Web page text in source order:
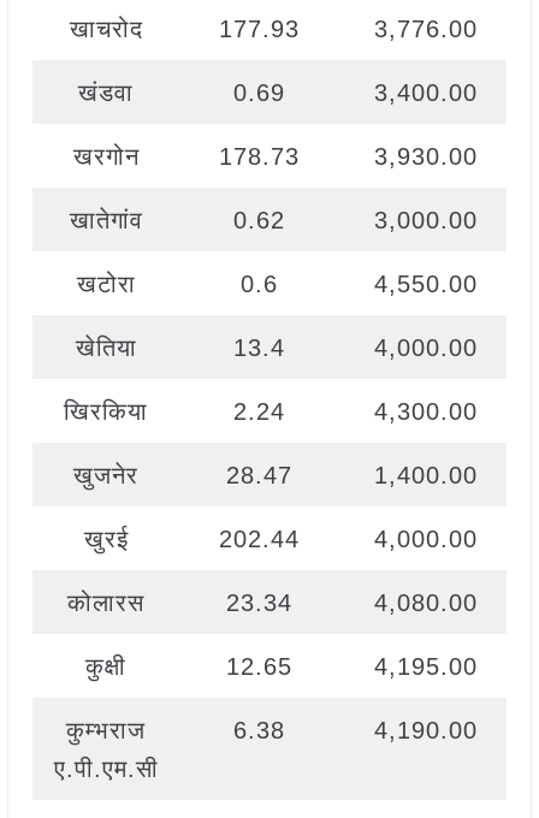
खाचरोद 177.93 3,776.00
खंडवा 0.69 3,400.00
खरगोन 178.73 3,930.00
खातेगांव 0.62 3,000.00
खटोरा 0.6 4,550.00
खेतिया 13.4 4,000.00
खिरकिया 2.24 4,300.00
खुजनेर 28.47 1,400.00
खुरई 202.44 4,000.00
कोलारस 23.34 4,080.00
कुक्षी 12.65 4,195.00
कुम्भराज
ए.पी.एम.सी
6.38 4,190.00